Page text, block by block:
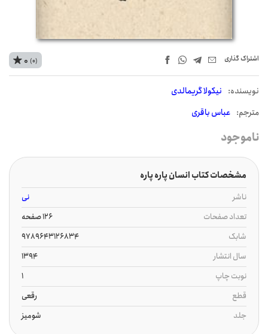
اشتراک‌ گذاری
نويسنده: نیکولا گریمالدی
مترجم: عباس باقری
0 (0)
ناموجود
مشخصات کتاب انسان پاره پاره
ناشر
نی
تعداد صفحات
126 صفحه
شابک
9789643126834
سال انتشار
1394
نوبت چاپ
1
قطع
رقعی
جلد
شومیز